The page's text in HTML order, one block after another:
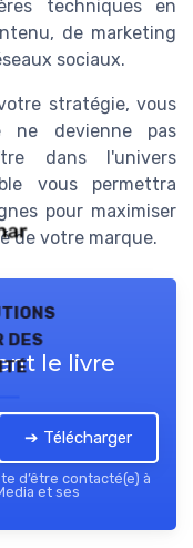
techniques en
de marketing
sociaux.
stratégie, vous
ne devienne pas
dans l'univers
vous permettra
pour maximiser
de votre marque.
des
le livre
➔ Télécharger
d’être contacté(e) à
et ses